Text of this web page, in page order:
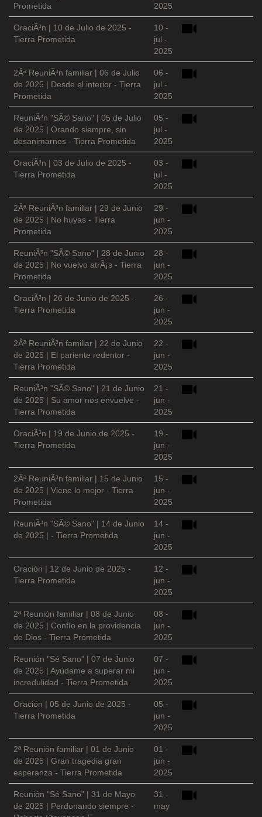
Prometida
2025
OraciÃ³n | 10 de Julio de 2025 -
Tierra Prometida
10 -
jul -
2025
2Âª ReuniÃ³n familiar | 06 de Julio
de 2025 | Desde el interior - Tierra
Prometida
06 -
jul -
2025
ReuniÃ³n "SÃ© Sano" | 05 de Julio
de 2025 | Orando siempre, sin
desanimarnos - Tierra Prometida
05 -
jul -
2025
OraciÃ³n | 03 de Julio de 2025 -
Tierra Prometida
03 -
jul -
2025
2Âª ReuniÃ³n familiar | 29 de Junio
de 2025 | No huyas - Tierra
Prometida
29 -
jun -
2025
ReuniÃ³n "SÃ© Sano" | 28 de Junio
de 2025 | No vuelvo atrÃ¡s - Tierra
Prometida
28 -
jun -
2025
OraciÃ³n | 26 de Junio de 2025 -
Tierra Prometida
26 -
jun -
2025
2Âª ReuniÃ³n familiar | 22 de Junio
de 2025 | El pariente redentor -
Tierra Prometida
22 -
jun -
2025
ReuniÃ³n "SÃ© Sano" | 21 de Junio
de 2025 | Su amor nos envuelve -
Tierra Prometida
21 -
jun -
2025
OraciÃ³n | 19 de Junio de 2025 -
Tierra Prometida
19 -
jun -
2025
2Âª ReuniÃ³n familiar | 15 de Junio
de 2025 | Viene lo mejor - Tierra
Prometida
15 -
jun -
2025
ReuniÃ³n "SÃ© Sano" | 14 de Junio
de 2025 | - Tierra Prometida
14 -
jun -
2025
Oración | 12 de Junio de 2025 -
Tierra Prometida
12 -
jun -
2025
2ª Reunión familiar | 08 de Junio
de 2025 | Confío en la providencia
de Dios - Tierra Prometida
08 -
jun -
2025
Reunión "Sé Sano" | 07 de Junio
de 2025 | Ayúdame a superar mi
incredulidad - Tierra Prometida
07 -
jun -
2025
Oración | 05 de Junio de 2025 -
Tierra Prometida
05 -
jun -
2025
2ª Reunión familiar | 01 de Junio
de 2025 | Gran tragedia gran
esperanza - Tierra Prometida
01 -
jun -
2025
Reunión "Sé Sano" | 31 de Mayo
de 2025 | Perdonando siempre -
31 -
may